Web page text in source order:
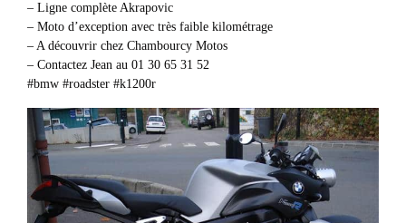
– Ligne complète Akrapovic
– Moto d’exception avec très faible kilométrage
– A découvrir chez Chambourcy Motos
– Contactez Jean au 01 30 65 31 52
#bmw #roadster #k1200r